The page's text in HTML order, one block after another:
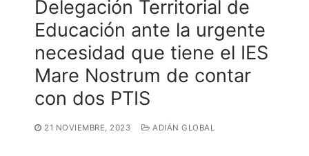
Delegación Territorial de
Educación ante la urgente
necesidad que tiene el IES
Mare Nostrum de contar
con dos PTIS
21 NOVIEMBRE, 2023 ADIÁN GLOBAL